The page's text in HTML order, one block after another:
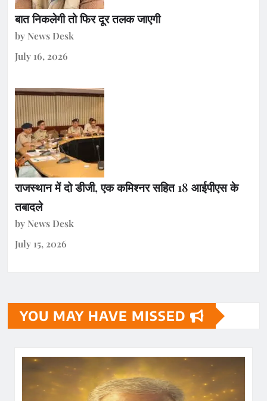
बात निकलेगी तो फिर दूर तलक जाएगी
by News Desk
July 16, 2026
राजस्थान में दो डीजी, एक कमिश्नर सहित 18 आईपीएस के
तबादले
by News Desk
July 15, 2026
YOU MAY HAVE MISSED